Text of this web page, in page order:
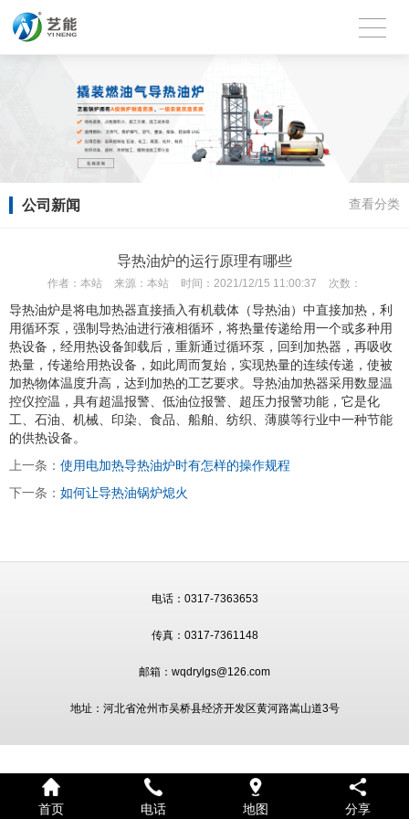
公司新闻 查看分类
导热油炉的运行原理有哪些
作者： 本站 来源： 本站 时间： 2021/12/15 11:00:37 次数：
导热油炉是将电加热器直接插入有机载体（导热油）中直接加热，利
用循环泵，强制导热油进行液相循环，将热量传递给用一个或多种用
热设备，经用热设备卸载后，重新通过循环泵，回到加热器，再吸收
热量，传递给用热设备，如此周而复始，实现热量的连续传递，使被
加热物体温度升高，达到加热的工艺要求。导热油加热器采用数显温
控仪控温，具有超温报警、低油位报警、超压力报警功能，它是化
工、石油、机械、印染、食品、船舶、纺织、薄膜等行业中一种节能
的供热设备。
上一条： 使用电加热导热油炉时有怎样的操作规程
下一条： 如何让导热油锅炉熄火
首页 电话 地图 分享
电话：0317-7363653
传真：0317-7361148
邮箱：wqdrylgs@126.com
地址：河北省沧州市吴桥县经济开发区黄河路嵩山道3号